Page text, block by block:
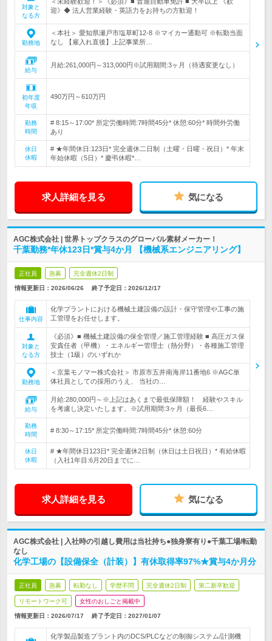
対象と
なる方
迎》◆ 法人営業経験・英語力をお持ちの方歓迎！
勤務地
＜本社＞ 愛知県瀬戸市塩草町12-8 ※マイカー通勤可 ※転勤当面
なし 【雇入れ直後】上記事業所…
給与
月給:261,000円～313,000円※試用期間:3ヶ月（待遇変更なし）
初年度
年収
490万円～610万円
勤務
時間
# 8:15～17:00* 所定労働時間:7時間45分* 休憩:60分* 時間外労働
あり
休日
休暇
# ★年間休日:123日* 完全週休二日制（土曜・日曜・祝日）* 年末
年始休暇（5日）* 慶弔休暇*…
求人詳細を見る 気になる
AGC株式会社 | 世界トップクラスのグローバル素材メーカー！
千葉勤務*年休123日*賞与4か月 【機械系エンジニアリング】
正社員 急募 完全週休2日制
情報更新日：2026/06/26 終了予定日： 2026/12/17
仕事内容
化学プラントにおける機械土建設備の設計・保守管理や工事の施
工管理をお任せします。
対象と
なる方
《必須》■ 機械土建設備の保全管理／施工管理経験 ■ 高圧ガス保
安責任者（甲機）・エネルギー管理士（熱分野）・各種施工管理
技士（1級）のいずれか
勤務地
＜京葉モノマー株式会社＞ 市原市五井南海岸11番地6 ※AGC単
体社員としての採用のうえ、 当社の…
給与
月給:280,000円～※上記はあくまで最低保障額！ 経験やスキル
を考慮し決定いたします。※試用期間:3ヶ月（最長6…
勤務
時間
# 8:30～17:15* 所定労働時間:7時間45分* 休憩:60分
休日
休暇
# ★年間休日123日* 完全週休2日制（休日は土日祝日）* 有給休暇
（入社1年目:6月20日までに…
求人詳細を見る 気になる
AGC株式会社 | 入社時の引越し費用は当社持ち●独身寮有り●千葉工場/転勤
なし
化学工場の【設備保全（計装）】有休取得率97%★賞与4か月分
正社員 急募 転勤なし 学歴不問 完全週休2日制 第二新卒歓迎
リモートワーク可 女性のおしごと掲載中
情報更新日：2026/07/17 終了予定日： 2027/01/07
化学製品製造プラント内のDCS/PLCなどの制御システム/計測機